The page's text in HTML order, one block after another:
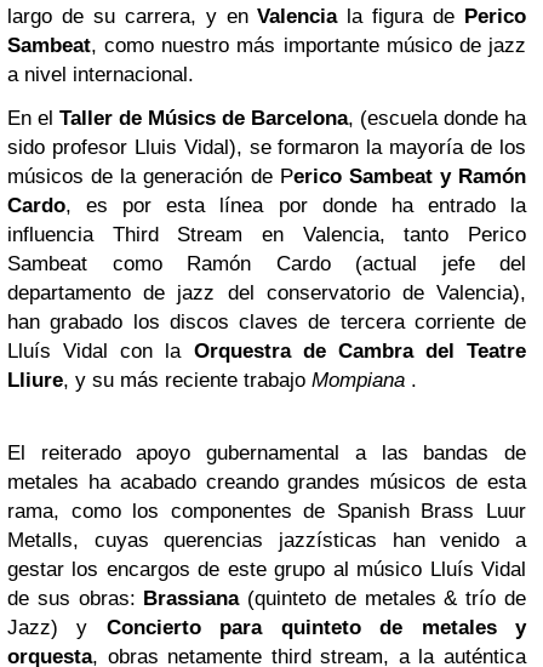
largo de su carrera, y enValenciala figura de Perico
Sambeat, como nuestro más importante músico de jazz
a nivel internacional.
En el Taller de Músics de Barcelona, (escuela donde ha
sido profesor Lluis Vidal), se formaron la mayoría de los
músicos de la generación de Perico Sambeat y Ramón
Cardo, es por esta línea por donde ha entrado la
influencia Third Stream en Valencia, tanto Perico
Sambeat como Ramón Cardo (actual jefe del
departamento de jazz del conservatorio de Valencia),
han grabado los discos claves de tercera corriente de
Lluís Vidal con la Orquestra de Cambra del Teatre
Lliure, y su más reciente trabajo Mompiana .
El reiterado apoyo gubernamental a las bandas de
metales ha acabado creando grandes músicos de esta
rama, como los componentes de Spanish Brass Luur
Metalls, cuyas querencias jazzísticas han venido a
gestar los encargos de este grupo al músico Lluís Vidal
de sus obras: Brassiana(quinteto de metales & trío de
Jazz) y Concierto para quinteto de metales y
orquesta, obras netamente third stream, a la auténtica